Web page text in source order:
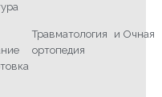
Травматология и
ортопедия
Очная